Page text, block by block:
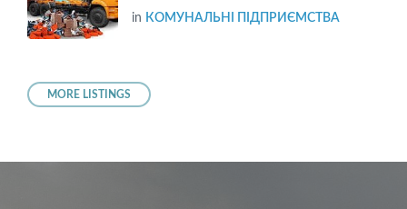
in КОМУНАЛЬНІ ПІДПРИЄМСТВА
MORE LISTINGS